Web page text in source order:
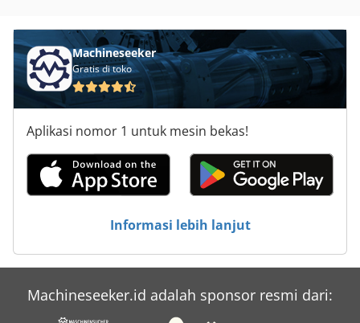
Machineseeker
Gratis di toko
Aplikasi nomor 1 untuk mesin bekas!
Informasi lebih lanjut
Machineseeker.id adalah sponsor resmi dari: